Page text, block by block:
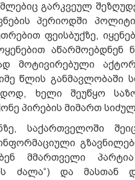
გარკვეულ
პერიოდში
ფეისბუქზე,
აწარმოებდნენ
მოტივირებული
წლის
ხელი შეუწყო
პირების მიმართ
საქართველოში
მმართველი
ძალა“) და